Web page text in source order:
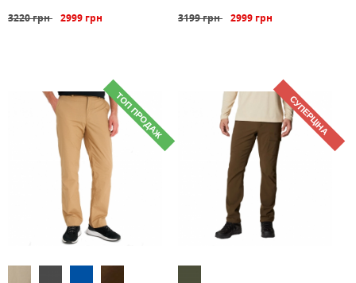
3220 грн 2999 грн 3199 грн 2999 грн
ТОП ПРОДАЖ СУПЕРЦІНА